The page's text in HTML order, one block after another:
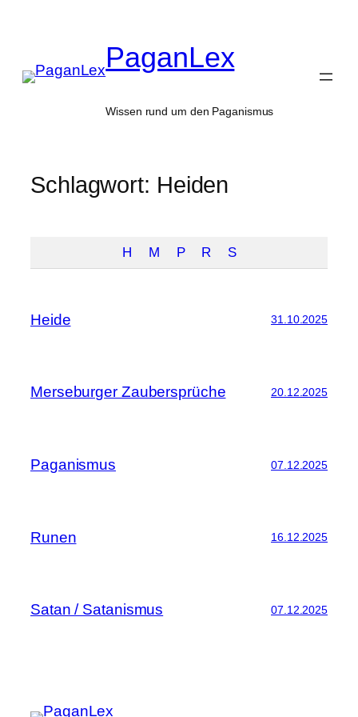
PaganLex
Wissen rund um den Paganismus
Schlagwort: Heiden
H M P R S
Heide 31.10.2025
Merseburger Zaubersprüche 20.12.2025
Paganismus 07.12.2025
Runen 16.12.2025
Satan / Satanismus 07.12.2025